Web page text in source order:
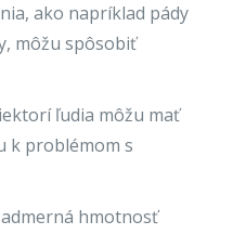
ako napríklad pády
môžu spôsobiť
ľudia môžu mať
k problémom s
hmotnosť